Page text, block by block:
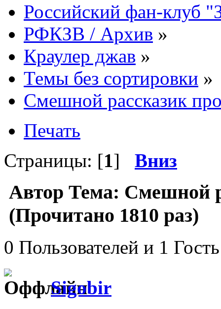
Российский фан-клуб
РФКЗВ / Архив »
Краулер джав »
Темы без сортировки »
Смешной рассказик
Печать
Страницы: [1] Вниз
Автор Тема: Смешной
(Прочитано 1810 раз)
0 Пользователей и 1
Sigobir